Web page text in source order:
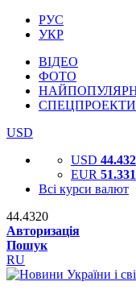
РУС
УКР
ВІДЕО
ФОТО
СПЕЦПРОЕКТИ
USD
USD
EUR
Всі курси валют
44.4320
Авторизація
Пошук
RU